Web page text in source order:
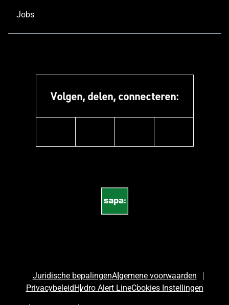
Jobs
Volgen, delen, connecteren:
Juridische bepalingenAlgemene voorwaarden
PrivacybeleidHydro Alert LineCookies Instellingen